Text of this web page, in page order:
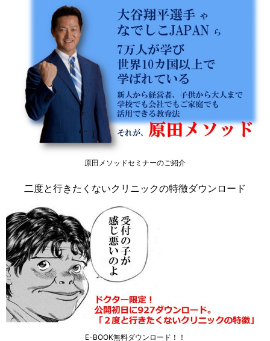
原田メソッドセミナーのご紹介
二度と行きたくないクリニックの特徴ダウンロード
E-BOOK無料ダウンロード！！